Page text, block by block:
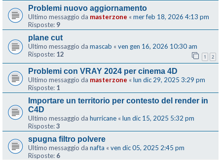
Problemi nuovo aggiornamento
Ultimo messaggio da masterzone « mer feb 18, 2026 4:13 pm
Risposte: 9
plane cut
Ultimo messaggio da mascab « ven gen 16, 2026 10:30 am
Risposte: 12 1 2
Problemi con VRAY 2024 per cinema 4D
Ultimo messaggio da masterzone « lun dic 29, 2025 3:29 pm
Risposte: 1
Importare un territorio per contesto del render in
C4D
Ultimo messaggio da hurricane « lun dic 15, 2025 5:32 pm
Risposte:3
spugna filtro polvere
Ultimo messaggio da nafta « ven dic 05, 2025 2:45 pm
Risposte: 6